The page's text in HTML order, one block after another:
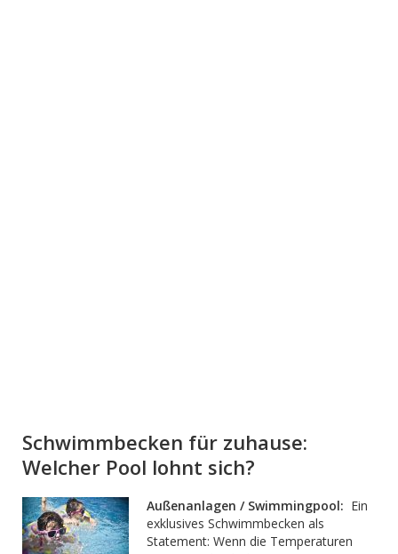
Schwimmbecken für zuhause:
Welcher Pool lohnt sich?
Außenanlagen / Swimmingpool: Ein
exklusives Schwimmbecken als
Statement: Wenn die Temperaturen